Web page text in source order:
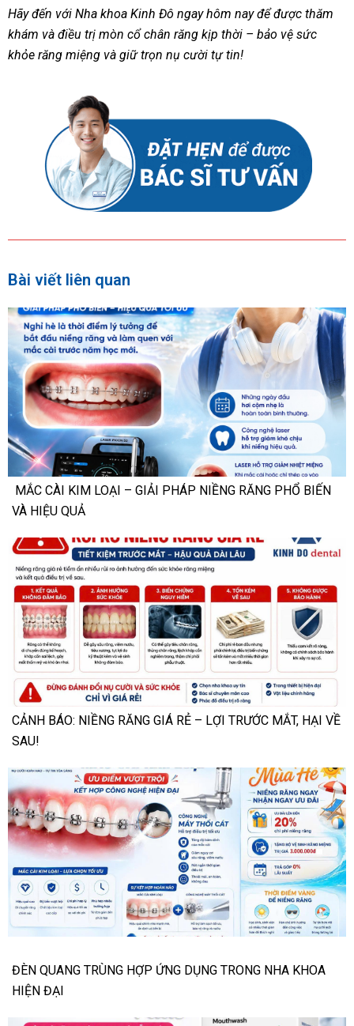
Hãy đến với Nha khoa Kinh Đô ngay hôm nay để được thăm
khám và điều trị mòn cổ chân răng kịp thời – bảo vệ sức
khỏe răng miệng và giữ trọn nụ cười tự tin!
Bài viết liên quan
MẮC CÀI KIM LOẠI – GIẢI PHÁP NIỀNG RĂNG PHỔ BIẾN
VÀ HIỆU QUẢ
CẢNH BÁO: NIỀNG RĂNG GIÁ RẺ – LỢI TRƯỚC MẮT, HẠI VỀ
SAU!
ĐÈN QUANG TRÙNG HỢP ỨNG DỤNG TRONG NHA KHOA
HIỆN ĐẠI